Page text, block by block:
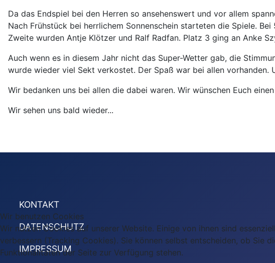
Da das Endspiel bei den Herren so ansehenswert und vor allem
Nach Frühstück bei herrlichem Sonnenschein starteten die Spiele.
Zweite wurden Antje Klötzer und Ralf Radfan. Platz 3 ging an Anke
Auch wenn es in diesem Jahr nicht das Super-Wetter gab, die
wurde wieder viel Sekt verkostet. Der Spaß war bei allen
Wir bedanken uns bei allen die dabei waren. Wir wünschen Euch
Wir sehen uns bald wieder...
KONTAKT
DATENSCHUTZ
IMPRESSUM
Wir benutzen Cookies
Wir nutzen Cookies auf unserer Website. Einige von ihnen sind
verbessern (Tracking Cookies). Sie können selbst entscheiden, ob Sie
Funktionalitäten der Seite zur Verfügung stehen.